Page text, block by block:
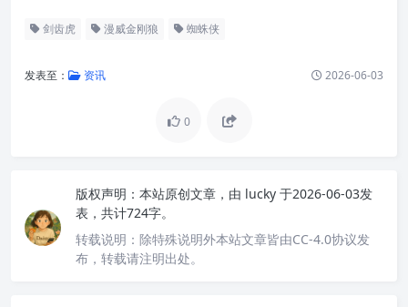
剑齿虎 漫威金刚狼 蜘蛛侠
发表至： 资讯 2026-06-03
0
版权声明： 本站原创文章，由 lucky 于2026-06-03发
表，共计724字。
转载说明： 除特殊说明外本站文章皆由CC-4.0协议发
布，转载请注明出处。